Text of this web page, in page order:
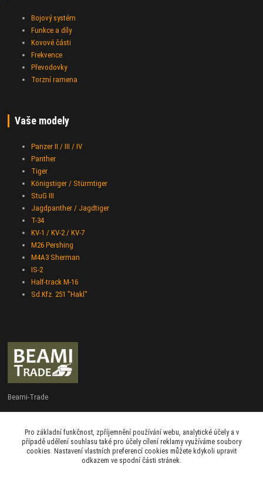
Bojový systém
Funkce a díly
Kovové části
Frekvence
Převodovky
Torzní ramena
Vaše modely
Panzer II / III / IV
Panther
Tiger
Königstiger / Stürmtiger
StuG III
Jagdpanther / Jagdtiger
T-34
KV-1 / KV-2 / KV-7
M26 Pershing
M4A3 Sherman
IS-2
Half-track M-16
Sd.Kfz. 251 "Hakl"
Beami-Trade
+420 775 427 778
Po - Pá 9:00 - 16:00
admin@beami-trade.cz
Pro základní funkčnost, zpříjemnění používání webu, analytické účely a v
případě udělení souhlasu také pro účely cílení reklamy využíváme soubory
cookies. Nastavení vlastních preferencí cookies můžete kdykoli upravit
odkazem ve spodní části stránek.